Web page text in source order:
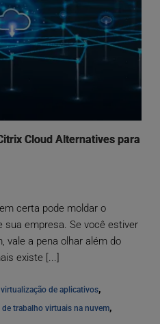
Cloud Alternatives para
certa pode moldar o
empresa. Se você estiver
vale a pena olhar além do
existe [...]
de aplicativos
de trabalho virtuais na nuvem